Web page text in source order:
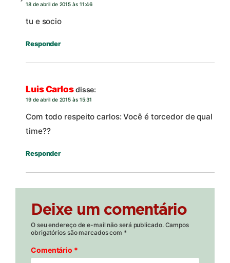
18 de abril de 2015 às 11:46
tu e socio
Responder
Luis Carlosdisse:
19 de abril de 2015 às 15:31
Com todo respeito carlos: Você é torcedor de qual
time??
Responder
Deixe um comentário
O seu endereço de e-mail não será publicado. Campos
obrigatórios são marcados com *
Comentário *